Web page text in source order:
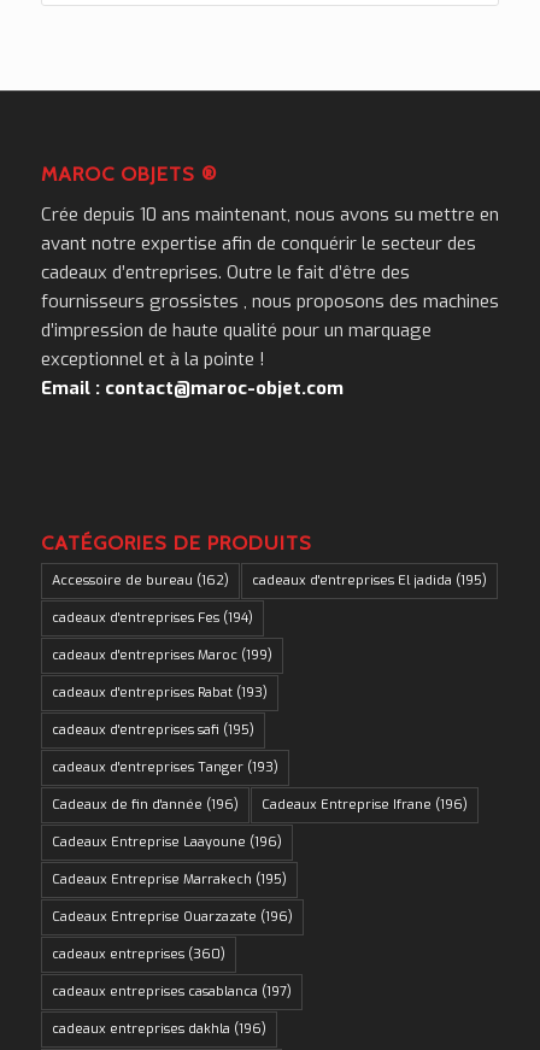
MAROC OBJETS ®
Crée depuis 10 ans maintenant, nous avons su mettre en
avant notre expertise afin de conquérir le secteur des
cadeaux d’entreprises. Outre le fait d’être des
fournisseurs grossistes , nous proposons des machines
d’impression de haute qualité pour un marquage
exceptionnel et à la pointe !
Email : contact@maroc-objet.com
CATÉGORIES DE PRODUITS
Accessoire de bureau (162) cadeaux d'entreprises El jadida (195)
cadeaux d'entreprises Fes(194)
cadeaux d'entreprises Maroc(199)
cadeaux d'entreprises Rabat(193)
cadeaux d'entreprises safi (195)
cadeaux d'entreprises Tanger(193)
Cadeaux de fin d'année (196) Cadeaux Entreprise Ifrane (196)
Cadeaux Entreprise Laayoune (196)
Cadeaux Entreprise Marrakech (195)
Cadeaux Entreprise Ouarzazate (196)
cadeaux entreprises(360)
cadeaux entreprises casablanca (197)
cadeaux entreprises dakhla (196)